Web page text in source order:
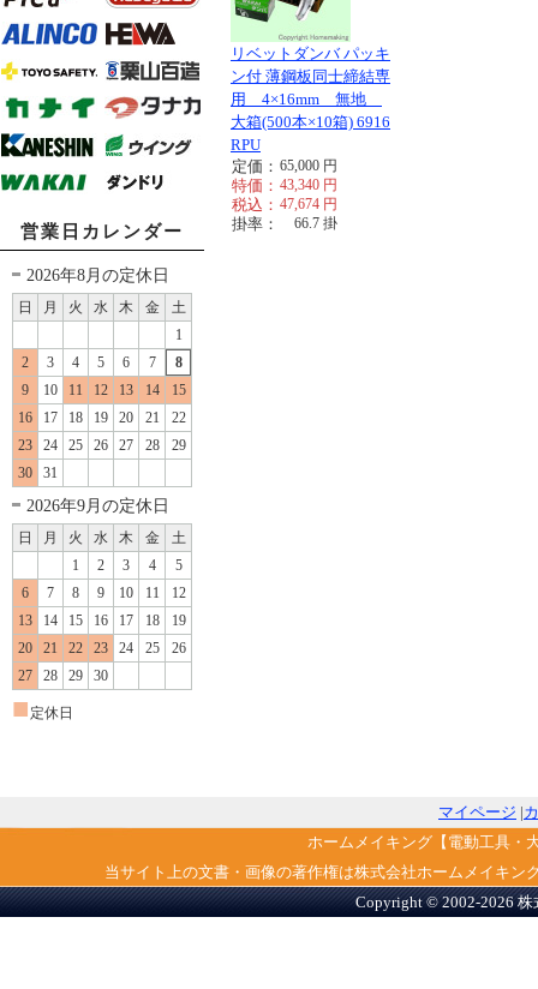
営業日カレンダー
2026年8月の定休日
日 月 火 水 木 金
土
1
2
3 4 5 6 7
8
9
10 11 12 13 14
15
16
17 18 19 20 21
22
23
24 25 26 27 28
29
30
31
2026年9月の定休日
日 月 火 水 木 金
土
1
2 3 4
5
6
7 8 9 10 11
12
13
14 15 16 17 18
19
20
21 22 23 24 25
26
27
28 29 30
■ 定休日
リベットダンバ パッキ
ン付 薄鋼板同士締結専
用 4×16mm 無地
大箱(500本×10箱) 6916
RPU
定価： 65,000 円
特価： 43,340 円
税込： 47,674 円
掛率： 66.7 掛
マイページ |
ホームメイキング【電動工具・
当サイト上の文書・画像の著作権は株式会社ホームメイキ
Copyright © 2002-2026